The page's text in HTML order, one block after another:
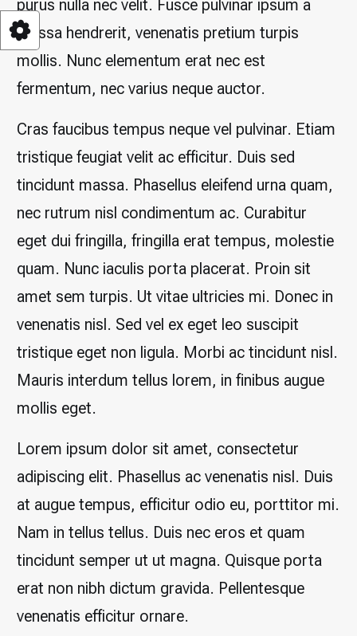
purus nulla nec velit. Fusce pulvinar ipsum a
massa hendrerit, venenatis pretium turpis
mollis. Nunc elementum erat nec est
fermentum, nec varius neque auctor.
Cras faucibus tempus neque vel pulvinar. Etiam
tristique feugiat velit ac efficitur. Duis sed
tincidunt massa. Phasellus eleifend urna quam,
nec rutrum nisl condimentum ac. Curabitur
eget dui fringilla, fringilla erat tempus, molestie
quam. Nunc iaculis porta placerat. Proin sit
amet sem turpis. Ut vitae ultricies mi. Donec in
venenatis nisl. Sed vel ex eget leo suscipit
tristique eget non ligula. Morbi ac tincidunt nisl.
Mauris interdum tellus lorem, in finibus augue
mollis eget.
Lorem ipsum dolor sit amet, consectetur
adipiscing elit. Phasellus ac venenatis nisl. Duis
at augue tempus, efficitur odio eu, porttitor mi.
Nam in tellus tellus. Duis nec eros et quam
tincidunt semper ut ut magna. Quisque porta
erat non nibh dictum gravida. Pellentesque
venenatis efficitur ornare.